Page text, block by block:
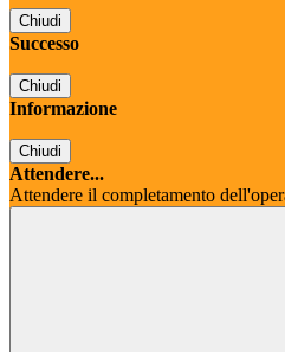
Chiudi
Successo
Chiudi
Informazione
Chiudi
Attendere...
Attendere il completamento